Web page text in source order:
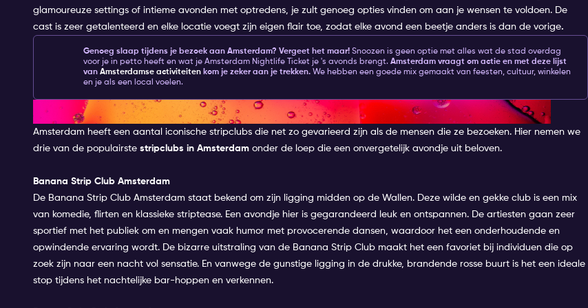
glamoureuze settings of intieme avonden met optredens, je zult genoeg opties vinden om aan je wensen te voldoen. De
cast is zeer getalenteerd en elke locatie voegt zijn eigen flair toe, zodat elke avond een beetje anders is dan de vorige.
Genoeg slaap tijdens je bezoek aan Amsterdam? Vergeet het maar! Snoozen is geen optie met alles wat de stad overdag
voor je in petto heeft en wat je Amsterdam Nightlife Ticket je 's avonds brengt. Amsterdam vraagt om actie en met deze lijst
van Amsterdamse activiteiten kom je zeker aan je trekken. We hebben een goede mix gemaakt van feesten, cultuur, winkelen
en je als een local voelen.
De beste stripclubs in Amsterdam
Amsterdam heeft een aantal iconische stripclubs die net zo gevarieerd zijn als de mensen die ze bezoeken. Hier nemen we
drie van de populairste stripclubs in Amsterdam onder de loep die een onvergetelijk avondje uit beloven.
Banana Strip Club Amsterdam
De Banana Strip Club Amsterdam staat bekend om zijn ligging midden op de Wallen. Deze wilde en gekke club is een mix
van komedie, flirten en klassieke striptease. Een avondje hier is gegarandeerd leuk en ontspannen. De artiesten gaan zeer
sportief met het publiek om en mengen vaak humor met provocerende dansen, waardoor het een onderhoudende en
opwindende ervaring wordt. De bizarre uitstraling van de Banana Strip Club maakt het een favoriet bij individuen die op
zoek zijn naar een nacht vol sensatie. En vanwege de gunstige ligging in de drukke, brandende rosse buurt is het een ideale
stop tijdens het nachtelijke bar-hoppen en verkennen.